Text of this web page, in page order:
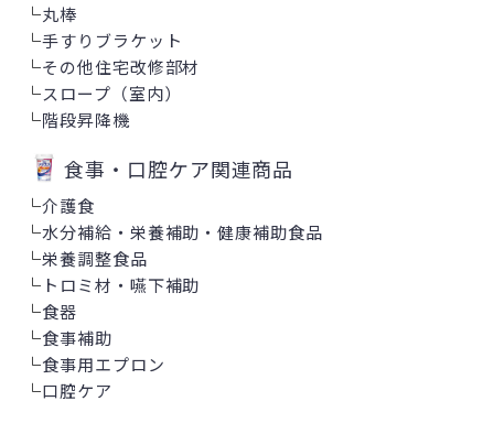
└丸棒
└手すりブラケット
└その他住宅改修部材
└スロープ（室内）
└階段昇降機
食事・口腔ケア関連商品
└介護食
└水分補給・栄養補助・健康補助食品
└栄養調整食品
└ トロミ材・嚥下補助
└食器
└食事補助
└食事用エプロン
└口腔ケア